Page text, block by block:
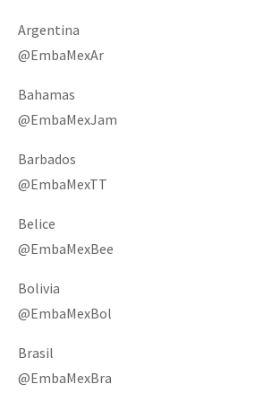
Argentina
@EmbaMexAr
Bahamas
@EmbaMexJam
Barbados
@EmbaMexTT
Belice
@EmbaMexBee
Bolivia
@EmbaMexBol
Brasil
@EmbaMexBra